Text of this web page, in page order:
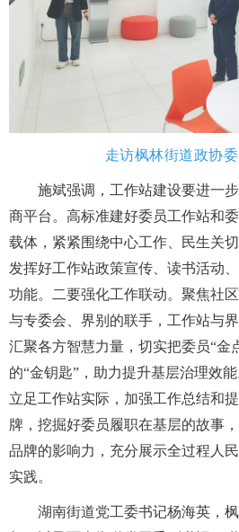
走访枫林街道政协
施斌强调，工作站建设要进一步
商平台。 高标准建好委员工作站和
载体，紧紧围绕中心工作、民生关
发挥好工作站政策宣传、读书活动
功能。
二要强化工作联动。 聚焦社
与专委会、界别的联手，工作站与
汇聚各方智慧力量，切实把委员“金
的“金钥匙”，助力提升基层治理效能
立足工作站实际，加强工作总结和
牌，挖掘好委员履职在基层的故事
品牌的影响力，充分展示全过程人
实践。
湖南街道党工委书记杨海英，